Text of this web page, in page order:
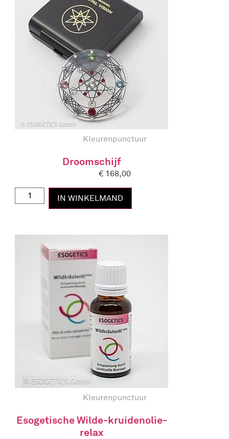
Kleurenpunctuur
Droomschijf
€168,00
IN WINKELMAND
Kleurenpunctuur
Esogetische Wilde-kruidenolie-
relax